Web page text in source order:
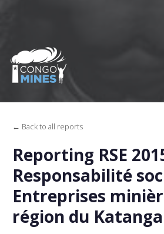
← Back to all reports
Reporting RSE
Responsabilité
Entreprises
région du Katanga